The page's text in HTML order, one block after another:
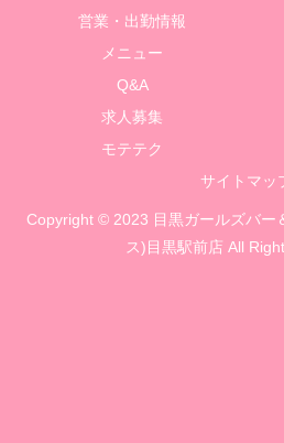
営業・出勤情報
メニュー
Q&A
求人募集
モテテク
サイトマッ
Copyright © 2023 目黒ガールズバー
ス)目黒駅前店 All